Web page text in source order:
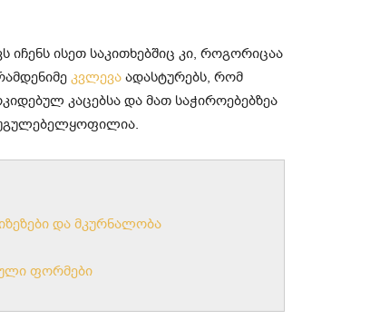
ისეთ საკითხებშიც კი, როგორიცაა
კვლევა ადასტურებს, რომ
კაცებსა და მათ საჭიროებებზეა
და მკურნალობა
ფორმები